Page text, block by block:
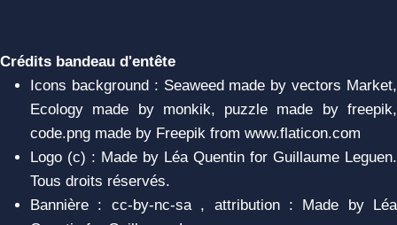
Crédits bandeau d'entête
Icons background : Seaweed made by vectors Market,
Ecology made by monkik, puzzle made by freepik,
code.png made by Freepik from www.flaticon.com
Logo (c) : Made by Léa Quentin for Guillaume Leguen.
Tous droits réservés.
Bannière : cc-by-nc-sa , attribution : Made by Léa